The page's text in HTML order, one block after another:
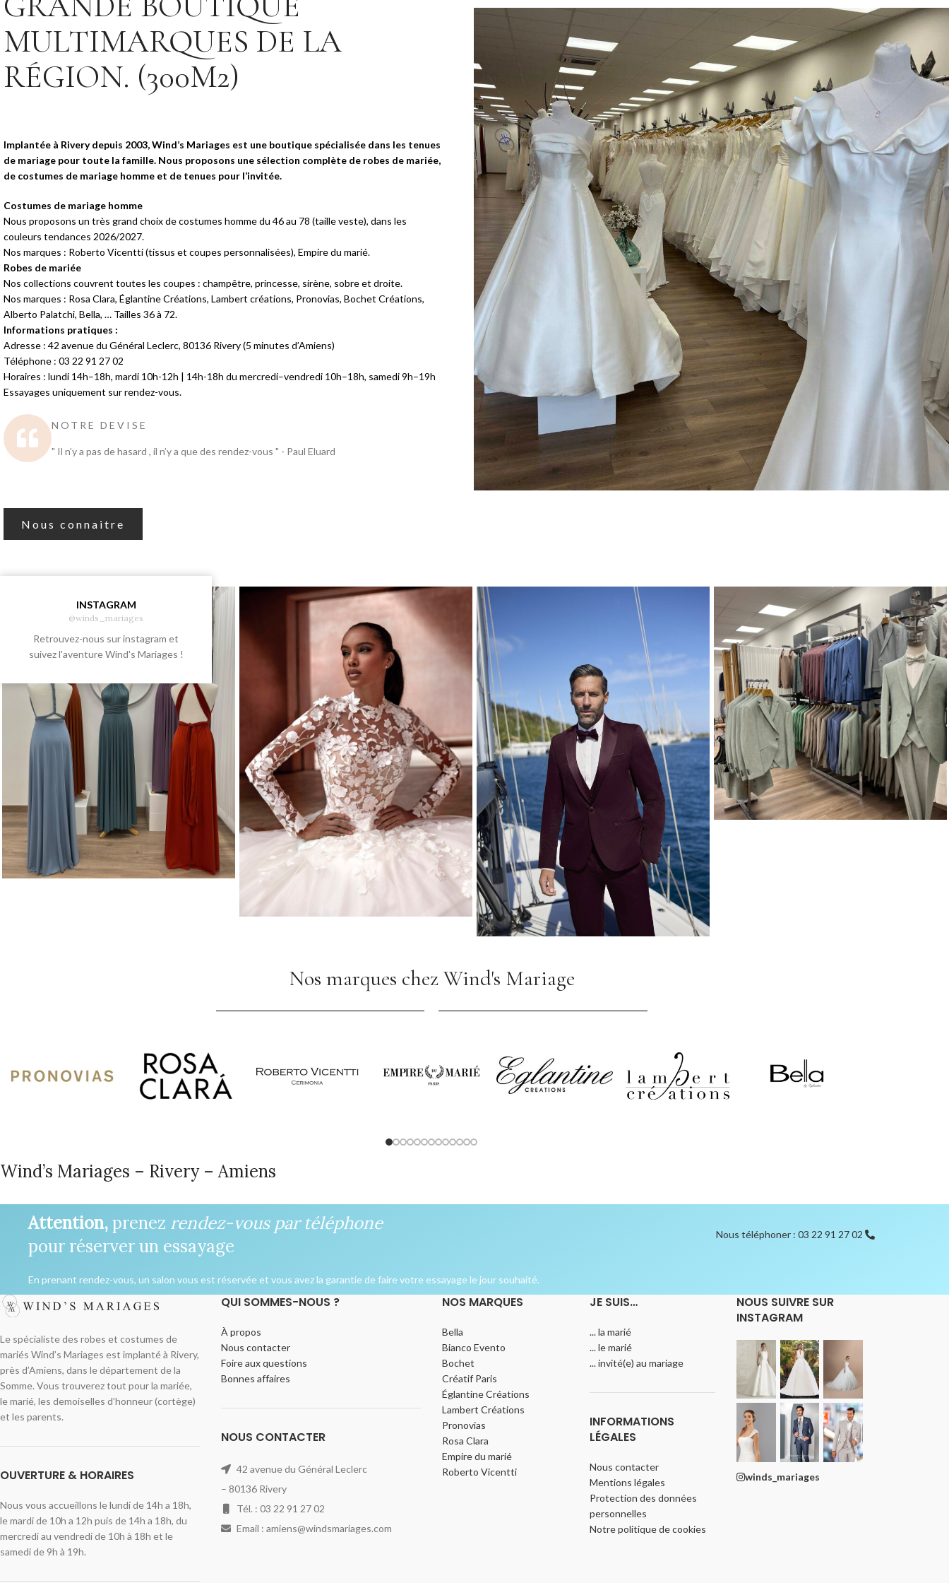
MULTIMARQUES DE LA
RÉGION. (300M2)
Implantée à Rivery depuis 2003, Wind’s Mariages est une boutique spécialisée dans les tenues
de mariage pour toute la famille. Nous proposons une sélection complète de robes de mariée,
de costumes de mariage homme et de tenues pour l’invitée.
Costumes de mariage homme
Nous proposons un très grand choix de costumes homme du 46 au 78 (taille veste), dans les
couleurs tendances 2026/2027.
Nos marques : Roberto Vicentti (tissus et coupes personnalisées), Empire du marié.
Robes de mariée
Nos collections couvrent toutes les coupes : champêtre, princesse, sirène, sobre et droite.
Nos marques : Rosa Clara, Églantine Créations, Lambert créations, Pronovias, Bochet Créations,
Alberto Palatchi, Bella, … Tailles 36 à 72.
Informations pratiques :
Adresse : 42 avenue du Général Leclerc, 80136 Rivery (5 minutes d’Amiens)
Téléphone : 03 22 91 27 02
Horaires : lundi 14h–18h, mardi 10h-12h | 14h-18h du mercredi–vendredi 10h–18h, samedi 9h–19h
Essayages uniquement sur rendez-vous.
NOTRE DEVISE
" Il n’y a pas de hasard , il n’y a que des rendez-vous " - Paul Eluard
Nous connaitre
INSTAGRAM
@winds_mariages
Retrouvez-nous sur instagram et
suivez l'aventure Wind's Mariages !
Nos marques chez Wind's Mariage
Wind’s Mariages – Rivery – Amiens
Attention,prenez rendez-vous par téléphone
pour réserver un essayage
En prenant rendez-vous, un salon vous est réservée et vous avez la garantie de faire votre essayage le jour souhaité.
Nous téléphoner : 03 22 91 27 02
Le spécialiste des robes et costumes de
mariés Wind’s Mariages est implanté à Rivery,
près d’Amiens, dans le département de la
Somme. Vous trouverez tout pour la mariée,
le marié, les demoiselles d’honneur (cortège)
et les parents.
OUVERTURE & HORAIRES
Nous vous accueillons le lundi de 14h a 18h,
le mardi de 10h a 12h puis de 14h a 18h, du
mercredi au vendredi de 10h à 18h et le
samedi de 9h à 19h.
QUI SOMMES-NOUS ?
À propos
Nous contacter
Foire aux questions
Bonnes affaires
NOUS CONTACTER
42 avenue du Général Leclerc
– 80136 Rivery
Tél. : 03 22 91 27 02
Email : amiens@windsmariages.com
NOS MARQUES
Bella
Bianco Evento
Bochet
Créatif Paris
Églantine Créations
Lambert Créations
Pronovias
Rosa Clara
Empire du marié
Roberto Vicentti
JE SUIS…
... la marié
... le marié
... invité(e) au mariage
INFORMATIONS
LÉGALES
Nous contacter
Mentions légales
Protection des données
personnelles
Notre politique de cookies
NOUS SUIVRE SUR
INSTAGRAM
winds_mariages